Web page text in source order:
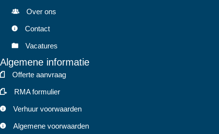
Over ons
Contact
Vacatures
Algemene informatie
Offerte aanvraag
RMA formulier
Verhuur voorwaarden
Algemene voorwaarden